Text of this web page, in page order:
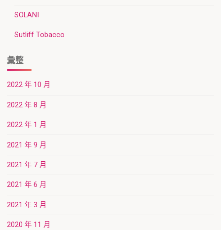
SOLANI
Sutliff Tobacco
彙整
2022 年 10 月
2022 年 8 月
2022 年 1 月
2021 年 9 月
2021 年 7 月
2021 年 6 月
2021 年 3 月
2020 年 11 月